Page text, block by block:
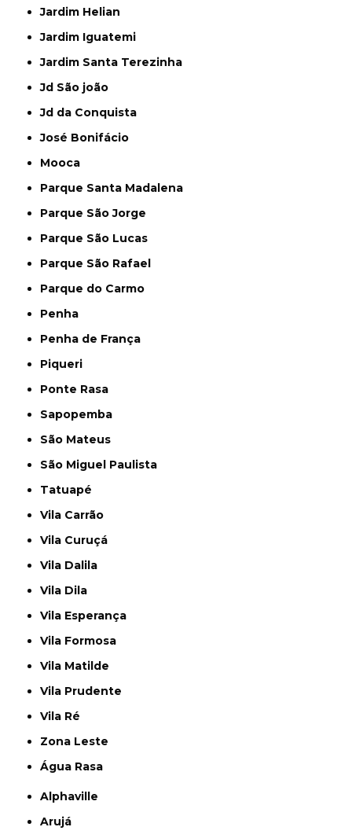
Jardim Helian
Jardim Iguatemi
Jardim Santa Terezinha
Jd São joão
Jd da Conquista
José Bonifácio
Mooca
Parque Santa Madalena
Parque São Jorge
Parque São Lucas
Parque São Rafael
Parque do Carmo
Penha
Penha de França
Piqueri
Ponte Rasa
Sapopemba
São Mateus
São Miguel Paulista
Tatuapé
Vila Carrão
Vila Curuçá
Vila Dalila
Vila Dila
Vila Esperança
Vila Formosa
Vila Matilde
Vila Prudente
Vila Ré
Zona Leste
Água Rasa
Alphaville
Arujá